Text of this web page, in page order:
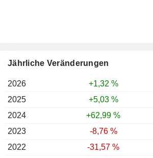
Jährliche Veränderungen
2026
+1,32 %
2025
+5,03 %
2024
+62,99 %
2023
-8,76 %
2022
-31,57 %